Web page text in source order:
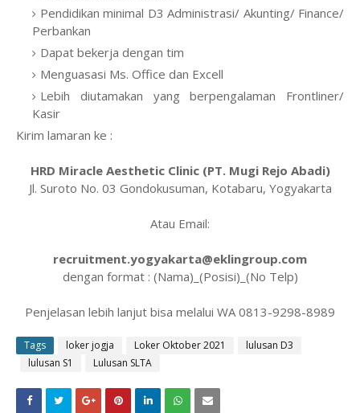
Pendidikan minimal D3 Administrasi/ Akunting/ Finance/
Perbankan
Dapat bekerja dengan tim
Menguasasi Ms. Office dan Excell
Lebih diutamakan yang berpengalaman Frontliner/
Kasir
Kirim lamaran ke :
HRD Miracle Aesthetic Clinic (PT. Mugi Rejo Abadi)
Jl. Suroto No. 03 Gondokusuman, Kotabaru, Yogyakarta
Atau Email:
recruitment.yogyakarta@eklingroup.com
dengan format : (Nama)_(Posisi)_(No Telp)
Penjelasan lebih lanjut bisa melalui WA 0813-9298-8989
Tags loker jogja Loker Oktober 2021
lulusan D3
lulusan S1
Lulusan SLTA